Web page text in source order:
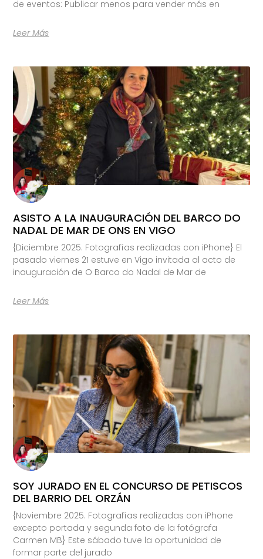
de eventos: Publicar menos para vender más en
Leer Más
ASISTO A LA INAUGURACIÓN DEL BARCO DO
NADAL DE MAR DE ONS EN VIGO
{Diciembre 2025. Fotografías realizadas con iPhone} El
pasado viernes 21 estuve en Vigo invitada al acto de
inauguración de O Barco do Nadal de Mar de
Leer Más
SOY JURADO EN EL CONCURSO DE PETISCOS
DEL BARRIO DEL ORZÁN
{Noviembre 2025. Fotografías realizadas con iPhone
excepto portada y segunda foto de la fotógrafa
Carmen MB} Este sábado tuve la oportunidad de
formar parte del jurado